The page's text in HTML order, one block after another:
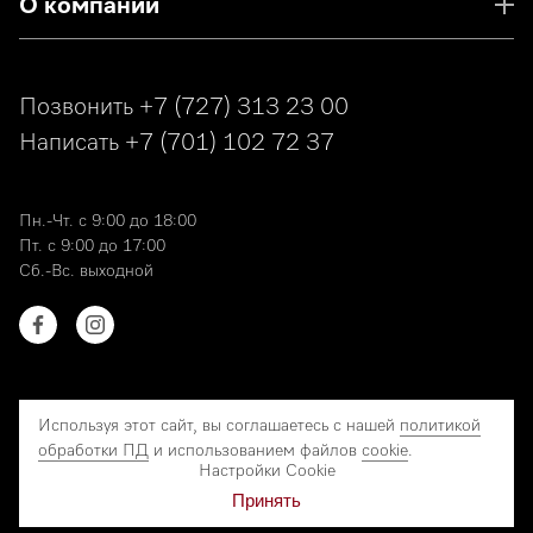
Позвонить +7 (727) 313 23 00
Написать +7 (701) 102 72 37
Пн.-Чт. с 9:00 до 18:00
Пт. с 9:00 до 17:00
Сб.-Вс. выходной
© 2026 Miele. Все права защищены.
Используя этот сайт, вы соглашаетесь с нашей политикой
обработки ПД и использованием файлов cookie
Настройки Cookie
Принять